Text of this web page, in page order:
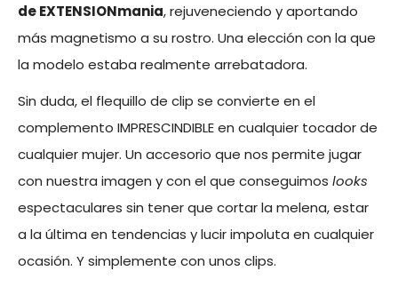
de EXTENSIONmania, rejuveneciendo y aportando
más magnetismo a su rostro. Una elección con la que
la modelo estaba realmente arrebatadora.
Sin duda, el flequillo de clip se convierte en el
complemento IMPRESCINDIBLE en cualquier tocador de
cualquier mujer. Un accesorio que nos permite jugar
con nuestra imagen y con el que conseguimos looks
espectaculares sin tener que cortar la melena, estar
a la última en tendencias y lucir impoluta en cualquier
ocasión. Y simplemente con unos clips.